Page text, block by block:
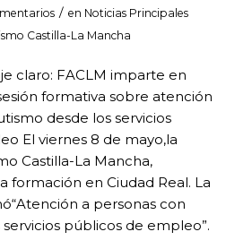
/ en Noticias Principales
Castilla-La Mancha
claro: FACLM imparte en
formativa sobre atención
desde los servicios
El viernes 8 de mayo,la
Castilla-La Mancha,
formación en Ciudad Real. La
a personas con
públicos de empleo”.